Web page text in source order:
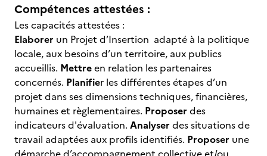
Compétences attestées :
Les capacités attestées :
Elaborer un Projet d’Insertion adapté à la politique
locale, aux besoins d’un territoire, aux publics
accueillis. Mettreen relation les partenaires
concernés. Planifier les différentes étapes d’un
projet dans ses dimensions techniques, financières,
humaines et règlementaires. Proposer des
indicateurs d'évaluation. Analyser des situations de
travail adaptées aux profils identifiés. Proposer une